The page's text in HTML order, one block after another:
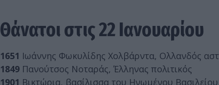
Θάνατοι στις 22 Ιανουαρίου
1651 Ιωάννης Φωκυλίδης Χολβάρντα, Ολλανδός
1849 Πανούτσος Νοταράς, Έλληνας πολιτικός
1901 Βικτώρια, βασίλισσα του Ηνωμένου Βασιλείου